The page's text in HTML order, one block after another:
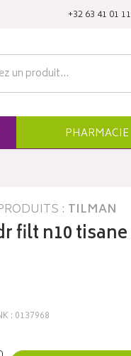
‭+32 63 41 01 11‬
PHARMACIE
: TILMAN
filt n10
: 0137968